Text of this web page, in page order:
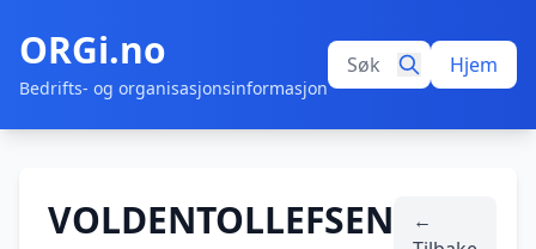
ORGi.no
Bedrifts- og organisasjonsinformasjon
Hjem
VOLDENTOLLEFSEN
←